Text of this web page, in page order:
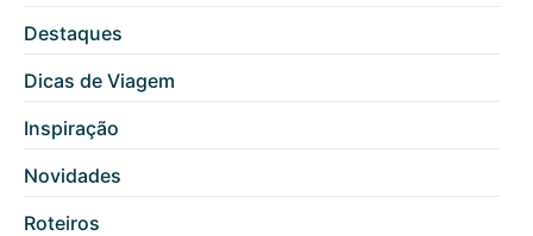
Destaques
Dicas de Viagem
Inspiração
Novidades
Roteiros